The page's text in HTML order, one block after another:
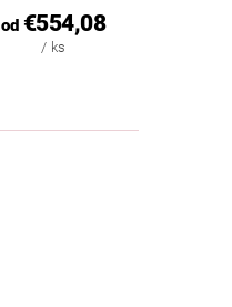
od€554,08
/ ks